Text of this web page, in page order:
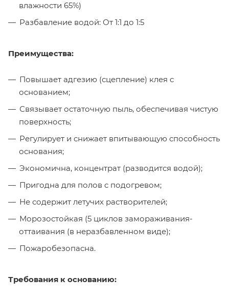
влажности 65%)
Разбавление водой: От 1:1 до 1:5
Преимущества:
Повышает адгезию (сцепление) клея с
основанием;
Связывает остаточную пыль, обеспечивая чистую
поверхность;
Регулирует и снижает впитывающую способность
основания;
Экономична, концентрат (разводится водой);
Пригодна для полов с подогревом;
Не содержит летучих растворителей;
Морозостойкая (5 циклов замораживания-
оттаивания (в неразбавленном виде);
Пожаробезопасна.
Требования к основанию: